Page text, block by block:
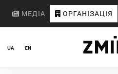
МЕДІА ОРГАНІЗАЦІЯ
UA EN